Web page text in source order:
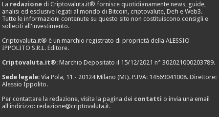
La redazione di Criptovaluta.it® fornisce quotidianamente news, guide,
analisi ed esclusive legati al mondo di Bitcoin, criptovalute, Defi e Web3.
Tutte le informazioni contenute su questo sito non costituiscono consigli e
solleciti all'investimento.
Criptovaluta.it® è un marchio registrato di proprietà della ALESSIO
IPPOLITO S.R.L. Editore.
Criptovaluta.it®: Marchio Depositato il 15/12/2021 n° 302021000203789.
Sede legale: Via Pola, 11 - 20124 Milano (MI). P.IVA: 14569041008. Direttore:
Alessio Ippolito.
Per contattare la redazione, visita la pagina dei contatti o invia una email
all'indirizzo:redazione@criptovaluta.it.